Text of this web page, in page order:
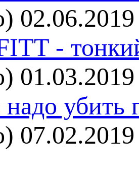
02.06.2019
-
01.03.2019
убить
07.02.2019